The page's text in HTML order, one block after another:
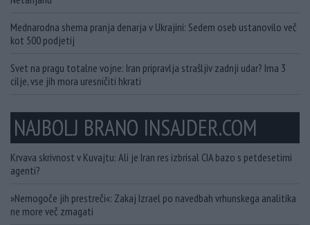
Mednarodna shema pranja denarja v Ukrajini: Sedem oseb ustanovilo več
kot 500 podjetij
Svet na pragu totalne vojne: Iran pripravlja strašljiv zadnji udar? Ima 3
cilje, vse jih mora uresničiti hkrati
NAJBOLJ BRANO INSAJDER.COM
Krvava skrivnost v Kuvajtu: Ali je Iran res izbrisal CIA bazo s petdesetimi
agenti?
»Nemogoče jih prestreči«: Zakaj Izrael po navedbah vrhunskega analitika
ne more več zmagati